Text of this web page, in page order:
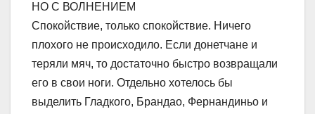
НО С ВОЛНЕНИЕМ
Спокойствие, только спокойствие. Ничего
плохого не происходило. Если донетчане и
теряли мяч, то достаточно быстро возвращали
его в свои ноги. Отдельно хотелось бы
выделить Гладкого, Брандао, Фернандиньо и